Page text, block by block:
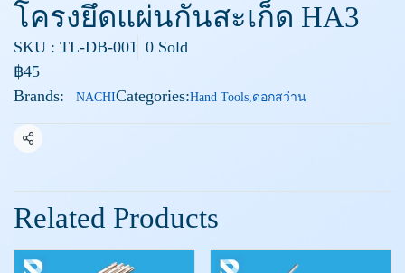
โครงยึดแผ่นกันสะเก็ด HA3
SKU : TL-DB-001 0 Sold
฿45
Brands:
NACHICategories:Hand Tools,ดอกสว่าน
Share
Related Products